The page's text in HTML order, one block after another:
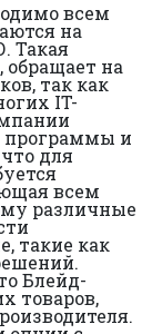
всем
на
Такая
на
так как
IT-
программы и
для
всем
различные
такие как
Блейд-
товаров,